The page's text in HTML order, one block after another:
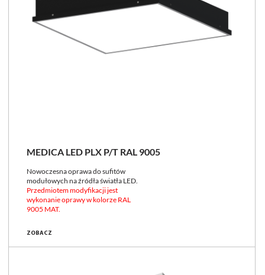
MEDICA LED PLX P/T RAL 9005
Nowoczesna oprawa do sufitów
modułowych na źródła światła LED.
Przedmiotem modyfikacji jest
wykonanie oprawy w kolorze RAL
9005 MAT.
ZOBACZ